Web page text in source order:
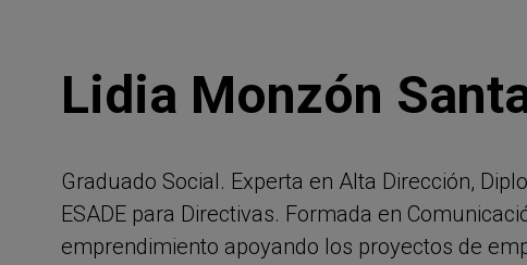
Lidia Monzón
Graduado Social. Experta en Alta Dirección,
ESADE para Directivas. Formada en
emprendimiento apoyando los proyectos de